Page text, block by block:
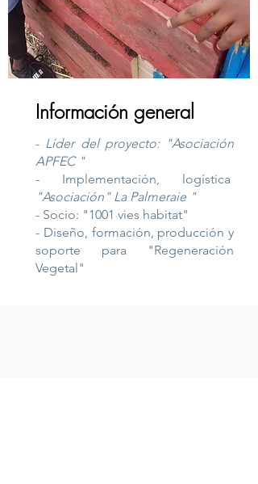
Información general
- Líder del proyecto: "Asociación
APFEC"
- Implementación, logística
"Asociación" La Palmeraie "
- Socio: "1001 vies habitat"
- Diseño, formación, producción y
soporte para "Regeneración
Vegetal"